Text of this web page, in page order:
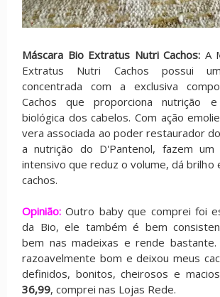
Máscara Bio Extratus Nutri Cachos: A
Extratus Nutri Cachos possui
concentrada com a exclusiva
Cachos que proporciona nutrição e
biológica dos cabelos. Com ação
vera associada ao poder restaurador
a nutrição do D'Pantenol, fazem um
intensivo que reduz o volume, dá brilho
cachos.
Opinião:Outro baby que comprei foi
da Bio, ele também é bem
bem nas madeixas e rende
razoavelmente bom e deixou meus
definidos, bonitos, cheirosos e
36,99, comprei nas Lojas Rede.